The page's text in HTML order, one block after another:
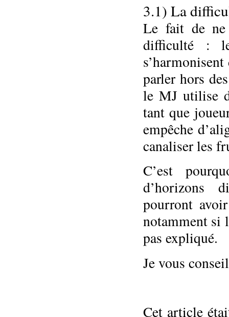
3.1) La
Le fait de ne
difficulté :
parler hors
le MJ utilise
tant que
empêche
canaliser les
C’est
d’horizons
pourront
notamment si
pas expliqué.
Je vous
Cet article